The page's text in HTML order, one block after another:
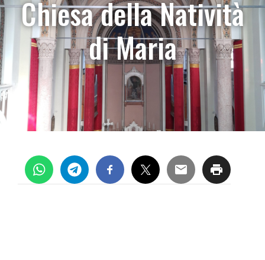
Chiesa della Natività
di Maria